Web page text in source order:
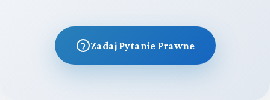
Zadaj Pytanie Prawne